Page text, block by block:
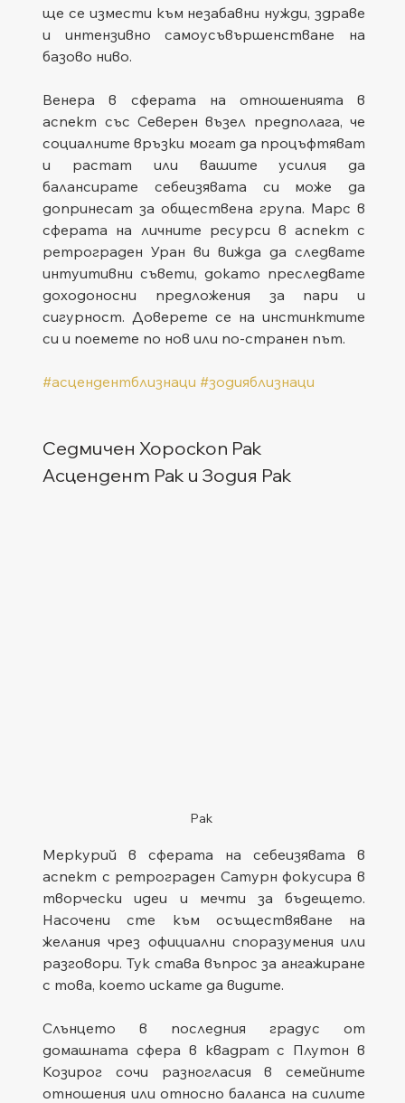
ще се измести към незабавни нужди, здраве
и интензивно самоусъвършенстване на
базово ниво.
Венера в сферата на отношенията в
аспект със Северен възел предполага, че
социалните връзки могат да процъфтяват
и растат или вашите усилия да
балансирате себеизявата си може да
допринесат за обществена група. Марс в
сферата на личните ресурси в аспект с
ретрограден Уран ви вижда да следвате
интуитивни съвети, докато преследвате
доходоносни предложения за пари и
сигурност. Доверете се на инстинктите
си и поемете по нов или по-странен път.
#асцендентблизнаци #зодияблизнаци
Седмичен Хороскоп Рак
Асцендент Рак и Зодия Рак
Рак
Меркурий в сферата на себеизявата в
аспект с ретрограден Сатурн фокусира в
творчески идеи и мечти за бъдещето.
Насочени сте към осъществяване на
желания чрез официални споразумения или
разговори. Тук става въпрос за ангажиране
с това, което искате да видите.
Слънцето в последния градус от
домашната сфера в квадрат с Плутон в
Козирог сочи разногласия в семейните
отношения или относно баланса на силите